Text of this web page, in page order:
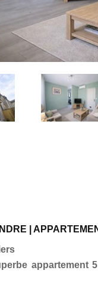
|
appartement